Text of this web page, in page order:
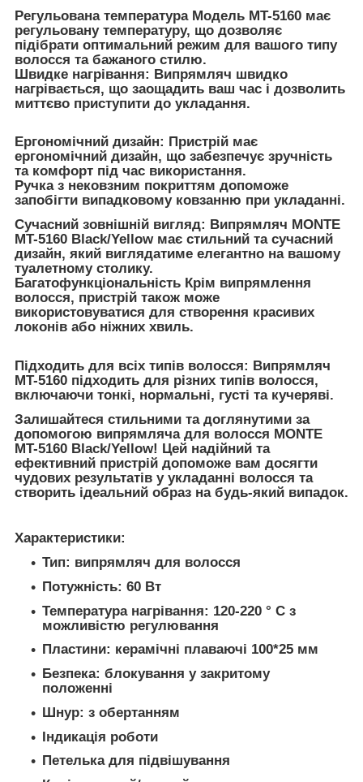
Регульована температура Модель MT-5160 має
регульовану температуру, що дозволяє
підібрати оптимальний режим для вашого типу
волосся та бажаного стилю.
Швидке нагрівання: Випрямляч швидко
нагрівається, що заощадить ваш час і дозволить
миттєво приступити до укладання.
Ергономічний дизайн: Пристрій має
ергономічний дизайн, що забезпечує зручність
та комфорт під час використання.
Ручка з нековзним покриттям допоможе
запобігти випадковому ковзанню при укладанні.
Сучасний зовнішній вигляд: Випрямляч MONTE
MT-5160 Black/Yellow має стильний та сучасний
дизайн, який виглядатиме елегантно на вашому
туалетному столику.
Багатофункціональність Крім випрямлення
волосся, пристрій також може
використовуватися для створення красивих
локонів або ніжних хвиль.
Підходить для всіх типів волосся: Випрямляч
MT-5160 підходить для різних типів волосся,
включаючи тонкі, нормальні, густі та кучеряві.
Залишайтеся стильними та доглянутими за
допомогою випрямляча для волосся MONTE
MT-5160 Black/Yellow! Цей надійний та
ефективний пристрій допоможе вам досягти
чудових результатів у укладанні волосся та
створить ідеальний образ на будь-який випадок.
Характеристики:
Тип: випрямляч для волосся
Потужність: 60 Вт
Температура нагрівання: 120-220 ° C з
можливістю регулювання
Пластини: керамічні плаваючі 100*25 мм
Безпека: блокування у закритому
положенні
Шнур: з обертанням
Індикація роботи
Петелька для підвішування